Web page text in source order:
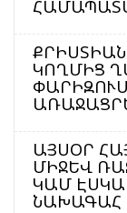
ԿՈՂՄԻՑ
ԱՅՍՕՐ
ՄԻՋԵՎ
ԿԱՄ
ՆԱԽԱԳԱՀ